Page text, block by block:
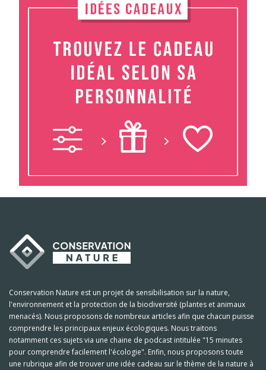
Conservation Nature est un projet de sensibilisation sur la nature,
l'environnement et la protection de la biodiversité (plantes et animaux
menacés). Nous proposons de nombreux articles afin que chacun puisse
comprendre les principaux enjeux écologiques. Nous traitons
notamment ces sujets via une chaine de podcast intitulée "15 minutes
pour comprendre facilement l'écologie". Enfin, nous proposons toute
une rubrique afin de trouver une idée cadeau sur le thème de la nature à